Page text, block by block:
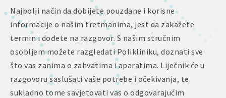
Najbolji način da dobijete pouzdane i korisne
informacije o našim tretmanima, jest da zakažete
termin i dođete na razgovor. S našim stručnim
osobljem možete razgledati Polikliniku, doznati sve
što vas zanima o zahvatima i aparatima. Liječnik će u
razgovoru saslušati vaše potrebe i očekivanja, te
sukladno tome savjetovati vas o odgovarajućim